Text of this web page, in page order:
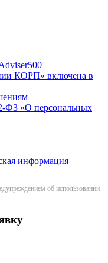
КОРП» включена в
ФЗ «О персональных
информация
об использовании